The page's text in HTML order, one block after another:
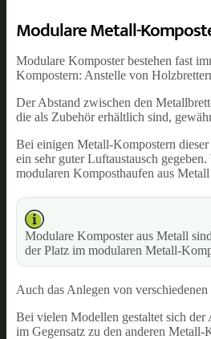
Modulare Metall-
Modulare Komposter bestehen fast
Kompostern: Anstelle von
Der Abstand zwischen den
die als Zubehör erhältlich sind,
Bei einigen Metall-Kompostern
ein sehr guter Luftaustausch
modularen Komposthaufen aus
Modulare Komposter aus Metall
der Platz im modularen Metall-
Auch das Anlegen von
Bei vielen Modellen gestaltet sich der
im Gegensatz zu den anderen